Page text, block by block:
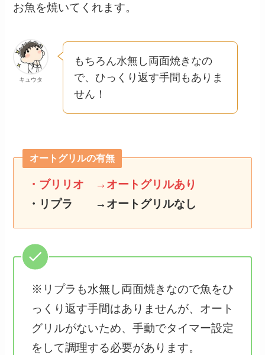
お魚を焼いてくれます。
キュウタ
もちろん水無し両面焼きなの
で、ひっくり返す手間もありま
せん！
オートグリルの有無
・ブリリオ →オートグリルあり
・リプラ →オートグリルなし
※リプラも水無し両面焼きなので魚をひ
っくり返す手間はありませんが、オート
グリルがないため、手動でタイマー設定
をして調理する必要があります。